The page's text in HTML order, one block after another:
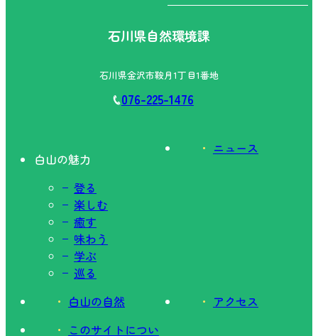
石川県自然環境課
石川県金沢市鞍月1丁目1番地
076-225-1476
白山の魅力
登る
楽しむ
癒す
味わう
学ぶ
巡る
ニュース
白山の自然
アクセス
このサイトについ